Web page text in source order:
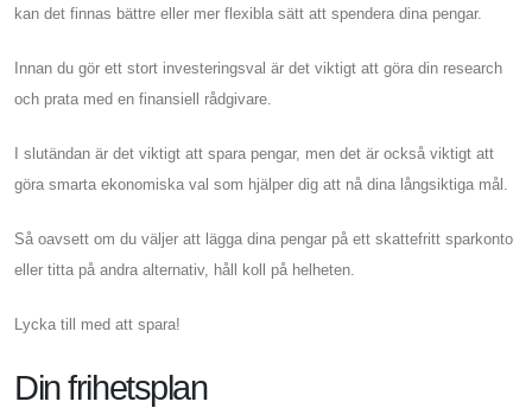
kan det finnas bättre eller mer flexibla sätt att spendera dina pengar.
Innan du gör ett stort investeringsval är det viktigt att göra din research
och prata med en finansiell rådgivare.
I slutändan är det viktigt att spara pengar, men det är också viktigt att
göra smarta ekonomiska val som hjälper dig att nå dina långsiktiga mål.
Så oavsett om du väljer att lägga dina pengar på ett skattefritt sparkonto
eller titta på andra alternativ, håll koll på helheten.
Lycka till med att spara!
Din frihetsplan